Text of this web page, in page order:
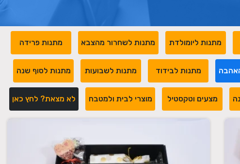
מתנות ליומולדת מתנות לשחרור מהצבא מתנות פרידה
מתנות לבידוד מתנות לשבועות מתנות לסוף שנה
מצעים וטקסטיל מוצרי לבית ולמטבח לא מצאת? לחץ כאן